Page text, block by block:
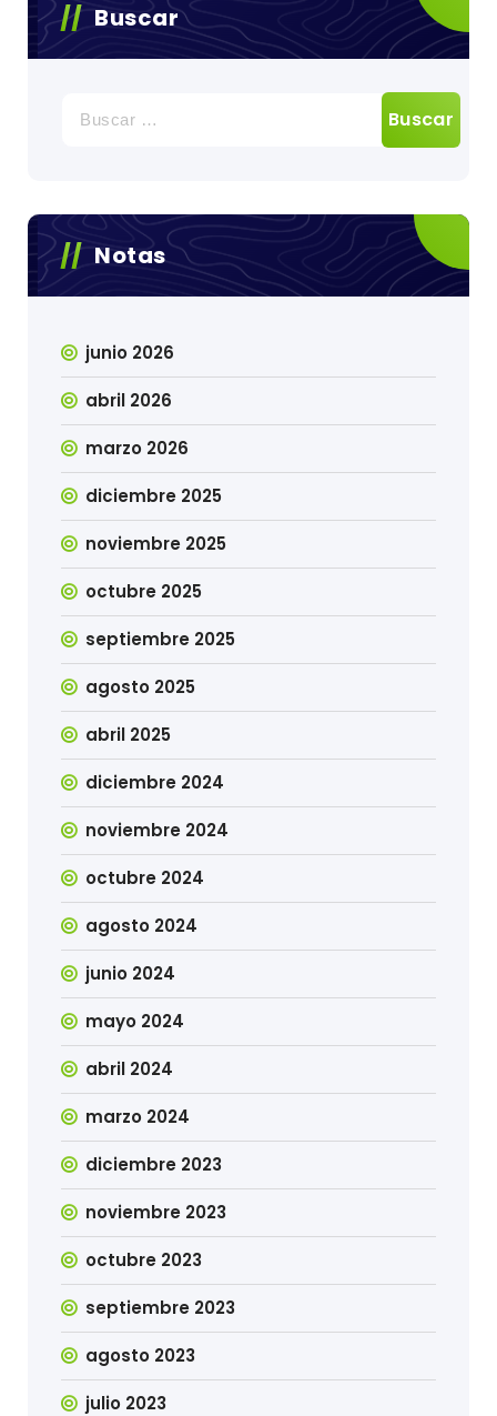
Buscar
Notas
junio 2026
abril 2026
marzo 2026
diciembre 2025
noviembre 2025
octubre 2025
septiembre 2025
agosto 2025
abril 2025
diciembre 2024
noviembre 2024
octubre 2024
agosto 2024
junio 2024
mayo 2024
abril 2024
marzo 2024
diciembre 2023
noviembre 2023
octubre 2023
septiembre 2023
agosto 2023
julio 2023